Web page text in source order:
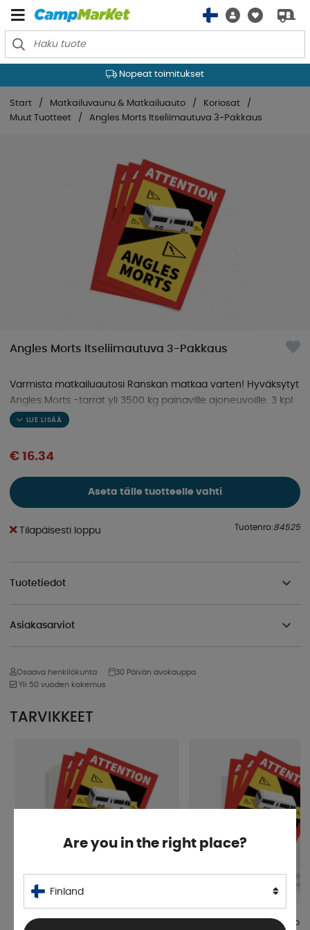
Nopeat toimitukset
Start Matkailuvaunu & Matkailuauto
Koriosat
Muut Tuotteet
Angles Morts Itseliimautuva 3-Pakkaus
Angles Morts Itseliimautuva 3-Pakkaus
Varmista matkailuautosi Ranskan matkaa varten! Hyväksytyt
Angles Morts -tarrat yli 3500 kg painaville ajoneuvoille. 3 kpl
säänkestäviä varoitustarroja.
€ 16.34
Aseta tälle tuotteelle vahti
Tilapäisesti loppu Tuotenro:84525
Tuotetiedot
Asiakasarviot
Osaava henkilökunta
30 Päivän avokauppa
Yli 50 vuoden kokemus
TARVIKKEET
Angles Morts Easy Dot 3-Pakkaus Angles Morts Super Octo
Are you in the right place?
Finland